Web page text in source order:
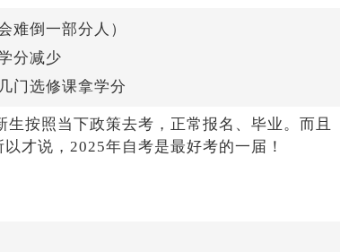
难倒一部分人）
分减少
门选修课拿学分
按照当下政策去考，正常报名、毕业。而且
才说，2025年自考是最好考的一届！